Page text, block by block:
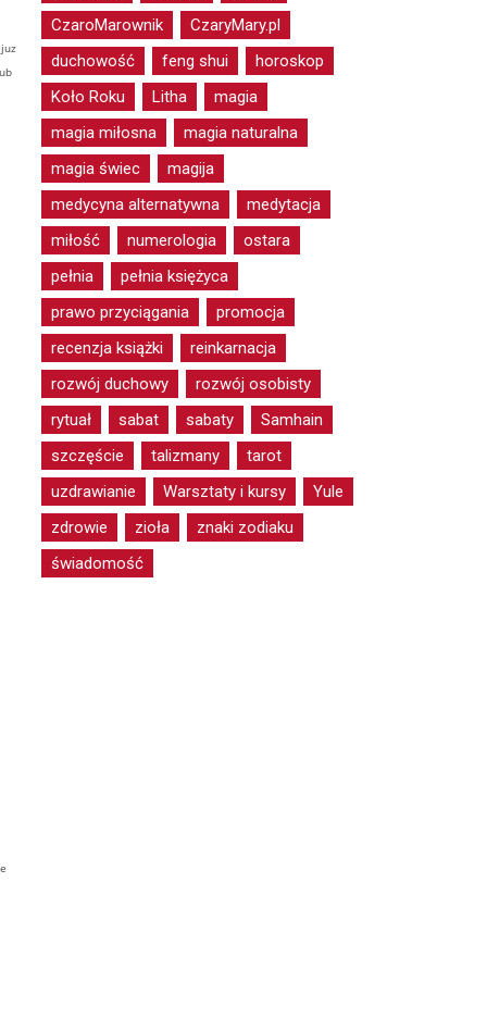
CzaroMarownik
CzaryMary.pl
duchowość
feng shui
horoskop
Koło Roku
Litha
magia
magia miłosna
magia naturalna
magia świec
magija
medycyna alternatywna
medytacja
miłość
numerologia
ostara
pełnia
pełnia księżyca
prawo przyciągania
promocja
recenzja książki
reinkarnacja
rozwój duchowy
rozwój osobisty
rytuał
sabat sabaty
Samhain
szczęście
talizmany
tarot
uzdrawianie
Warsztaty i kursy
Yule
zdrowie
zioła
znaki zodiaku
świadomość